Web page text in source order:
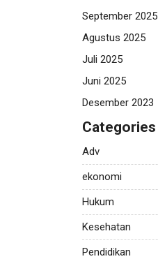
September 2025
Agustus 2025
Juli 2025
Juni 2025
Desember 2023
Categories
Adv
ekonomi
Hukum
Kesehatan
Pendidikan